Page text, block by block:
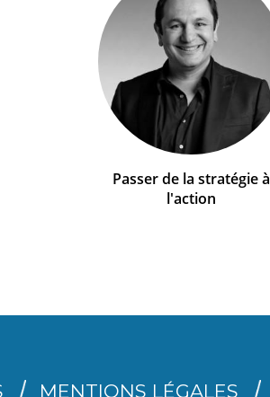
Passer de la stratégie à
l'action
MENTIONS LÉGALES